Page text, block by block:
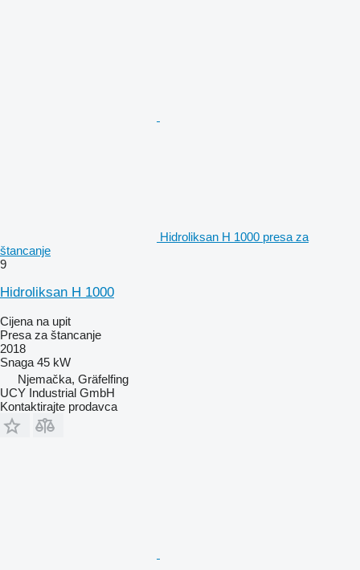
Hidroliksan H 1000 presa za
štancanje
9
Hidroliksan H 1000
Cijena na upit
Presa za štancanje
2018
Snaga 45 kW
Njemačka, Gräfelfing
UCY Industrial GmbH
Kontaktirajte prodavca